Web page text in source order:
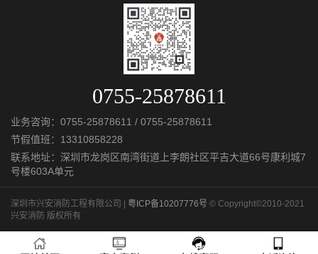
0755-25878611
业务咨询： 0755-25878611 / 0755-25878611
节假值班： 13310858228
联系地址：深圳市龙岗区南湾街道上李朗社区平吉大道66号康利城7
号楼603A单元
深圳市兴安消防工程有限公司 | 粤ICP备10207776号 © Copyright©2010-2021
兴安消防 版权所有